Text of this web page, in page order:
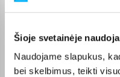
Šioje svetainėje
Naudojame slapukus,
bei skelbimus, teikti
rinktis jums patogiausią